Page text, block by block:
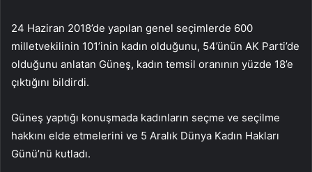
24 Haziran 2018’de yapılan genel seçimlerde 600
milletvekilinin 101’inin kadın olduğunu, 54’ünün AK Parti’de
olduğunu anlatan Güneş, kadın temsil oranının yüzde 18’e
çıktığını bildirdi.
Güneş yaptığı konuşmada kadınların seçme ve seçilme
hakkını elde etmelerini ve 5 Aralık Dünya Kadın Hakları
Günü’nü kutladı.